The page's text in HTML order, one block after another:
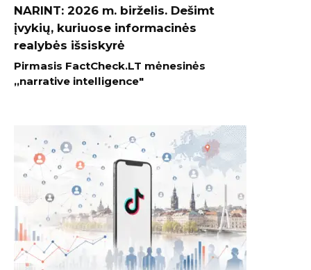
NARINT: 2026 m. birželis. Dešimt
įvykių, kuriuose informacinės
realybės išsiskyrė
Pirmasis FactCheck.LT mėnesinės
„narrative intelligence"